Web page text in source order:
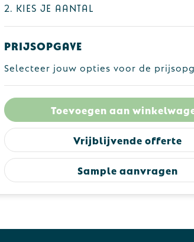
2. Kies je aantal
Prijsopgave
Selecteer jouw opties voor de
Toevoegen aan
Vrijblijvende offerte
Sample aanvragen